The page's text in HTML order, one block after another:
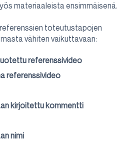
materiaaleista ensimmäisenä.
toteutustapojen
vähiten vaikuttavaan:
referenssivideo
referenssivideo
kirjoitettu kommentti
nimi